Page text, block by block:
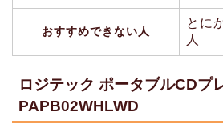
おすすめできない人
とに
人
ロジテック ポータブルCDプ
PAPB02WHLWD